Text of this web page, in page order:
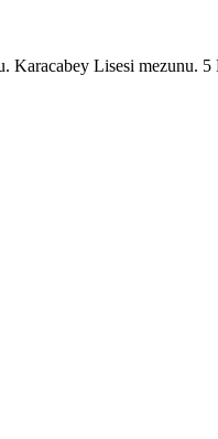
Karacabey Lisesi mezunu.